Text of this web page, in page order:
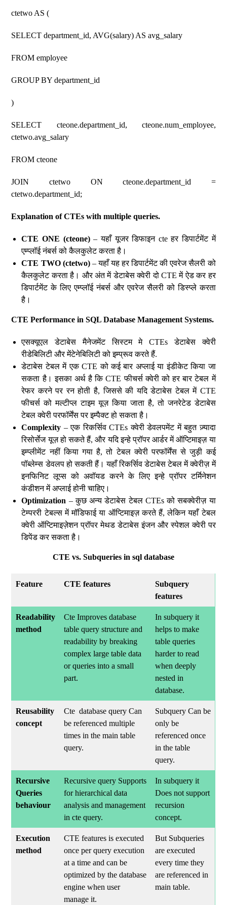
ctetwo AS (
SELECT department_id, AVG(salary) AS avg_salary
FROM employee
GROUP BY department_id
)
SELECT cteone.department_id, cteone.num_employee,
ctetwo.avg_salary
FROM cteone
JOIN ctetwo ON cteone.department_id =
ctetwo.department_id;
Explanation of CTEs with multiple queries.
CTE ONE (cteone)– यहाँ यूजर डिफाइन cte हर डिपार्टमेंट में
एम्प्लॉई नंबर्स को कैलकुलेट करता है।
CTE TWO (ctetwo)– यहाँ यह हर डिपार्टमेंट की एवरेज सैलरी को
कैलकुलेट करता है। और अंत में डेटाबेस क्वेरी दो CTE में ऐड कर हर
डिपार्टमेंट के लिए एम्प्लॉई नंबर्स और एवरेज सैलरी को डिस्प्ले करता
है।
CTE Performance in SQL Database Management Systems.
एसक्यूएल डेटाबेस मैनेजमेंट सिस्टम मे CTEs डेटाबेस क्वेरी
रीडेबिलिटी और मेंटेनेबिलिटी को इम्प्रूव करते हैं.
डेटाबेस टेबल में एक CTE को कई बार अप्लाई या इंडीकेट किया जा
सकता है। इसका अर्थ है कि CTE फीचर्स क्वेरी को हर बार टेबल में
रेफर करने पर रन होती है, जिससे की यदि डेटाबेस टेबल में CTE
फीचर्स को मल्टीप्ल टाइम यूज़ किया जाता है, तो जनरेटेड डेटाबेस
टेबल क्वेरी परफॉर्मेंस पर इम्पैक्ट हो सकता है।
Complexity – एक रिकर्सिव CTEs क्वेरी डेवलपमेंट में बहुत ज़्यादा
रिसोर्सेज यूज़ हो सकते हैं, और यदि इन्हे प्रॉपर आर्डर में ऑप्टिमाइज़ या
इम्प्लीमेंट नहीं किया गया है, तो टेबल क्वेरी परफॉर्मेंस से जुड़ी कई
पॉब्लेम्स डेवलप हो सकती हैं। यहाँ रिकर्सिव डेटाबेस टेबल में क्वेरीज़ में
इनफिनिट लूप्स को अवॉयड करने के लिए इन्हे प्रॉपर टर्मिनेशन
कंडीशन में अप्लाई होनी चाहिए।
Optimization – कुछ अन्य डेटाबेस टेबल CTEs को सबक्वेरीज़ या
टेम्पररी टेबल्स में मॉडिफाई या ऑप्टिमाइज़ करते हैं, लेकिन यहाँ टेबल
क्वेरी ऑप्टिमाइज़ेशन प्रॉपर मेथड डेटाबेस इंजन और स्पेशल क्वेरी पर
डिपेंड कर सकता है।
CTE vs. Subqueries in sql database
Feature CTE features
Subquery
features
Readability
method
Cte Improves database
table query structure and
readability by breaking
complex large table data
or queries into a small
part.
In subquery it
helps to make
table queries
harder to read
when deeply
nested in
database.
Reusability
concept
Cte database query Can
be referenced multiple
times in the main table
query.
Subquery Can be
only be
referenced once
in the table
query.
Recursive
Queries
behaviour
Recursive query Supports
for hierarchical data
analysis and management
in cte query.
In subquery it
Does not support
recursion
concept.
Execution
method
CTE features is executed
once per query execution
at a time and can be
optimized by the database
engine when user
manage it.
But Subqueries
are executed
every time they
are referenced in
main table.